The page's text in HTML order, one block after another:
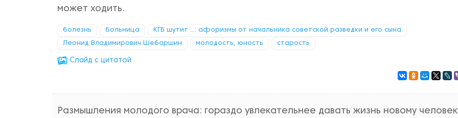
может ходить.
болезнь больница КГБ шутит ...: афоризмы от начальника советской разведки и его сына
Леонид Владимирович Шебаршин молодость, юность старость
Cлайд с цитатой
Размышления молодого врача: гораздо увлекательнее давать жизнь новому